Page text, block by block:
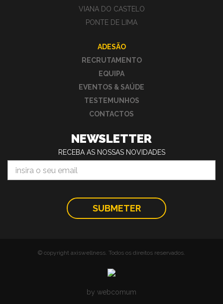
VIANA DO CASTELO
PONTE DE LIMA
ADESÃO
RECRUTAMENTO
EQUIPA
EVENTOS & SAÚDE
TESTEMUNHOS
CONTACTOS
NEWSLETTER
RECEBA AS NOSSAS NOVIDADES
© copyright axiswellness. Todos os direitos reservados.
by webcomum